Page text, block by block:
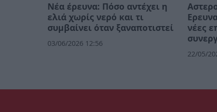
Νέα έρευνα: Πόσο αντέχει η
ελιά χωρίς νερό και τι
συμβαίνει όταν ξαναποτιστεί
03/06/2026 12:56
νέες
22/05/